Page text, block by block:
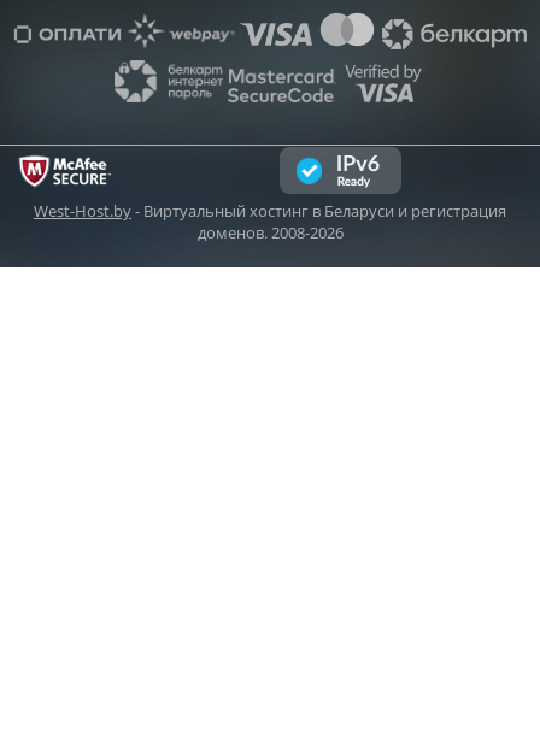
West-Host.by- Виртуальный хостинг в Беларуси и регистрация
доменов. 2008-2026